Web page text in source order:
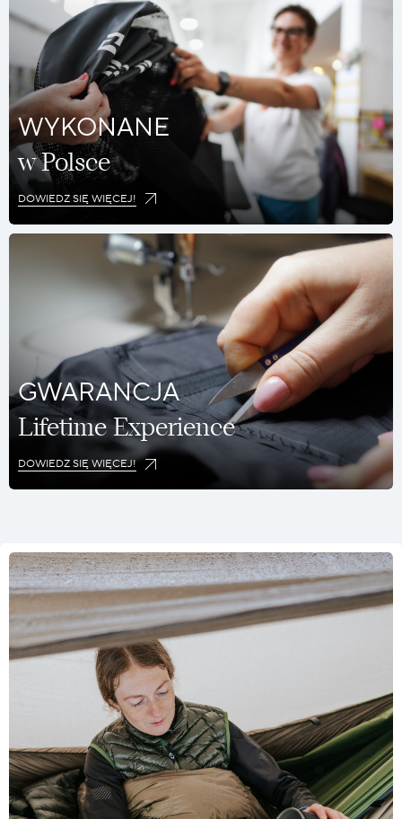
WYKONANE
w Polsce
DOWIEDZ SIĘ WIĘCEJ!
GWARANCJA
Lifetime Experience
DOWIEDZ SIĘ WIĘCEJ!